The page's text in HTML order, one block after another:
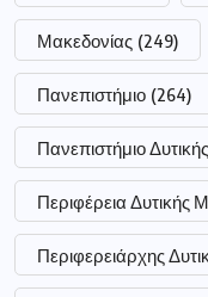
Μακεδονίας (249)
Πανεπιστήμιο (264)
Πανεπιστήμιο
Περιφέρεια Δυτικής
Περιφερειάρχης